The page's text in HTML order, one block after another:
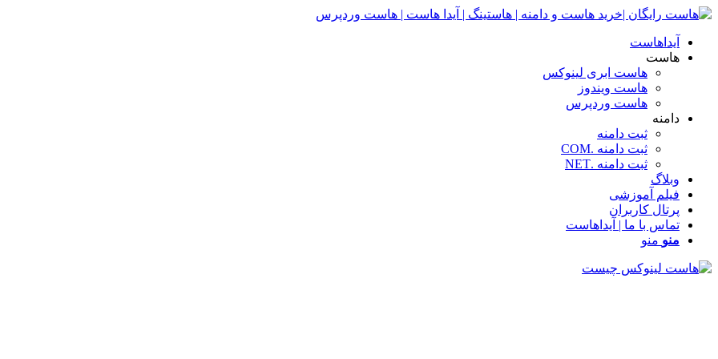
آیداهاست
هاست
هاست ابری لینوکس
هاست ویندوز
هاست وردپرس
دامنه
ثبت دامنه
ثبت دامنه .COM
ثبت دامنه .NET
وبلاگ
فیلم آموزشی
پرتال کاربران
تماس با ما | آیداهاست
منو منو